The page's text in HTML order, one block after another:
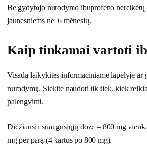
Be gydytojo nurodymo ibuprofeno nereikėtų
jaunesniems nei 6 mėnesių.
Kaip tinkamai vartoti
Visada laikykitės informaciniame lapelyje ar
nurodymų. Siekite naudoti tik tiek, kiek
palengvinti.
Didžiausia suaugusiųjų dozė – 800 mg
mg per parą (4 kartus po 800 mg).